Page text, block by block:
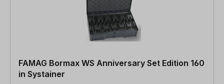
FAMAG Bormax WS Anniversary Set Edition 160
in Systainer